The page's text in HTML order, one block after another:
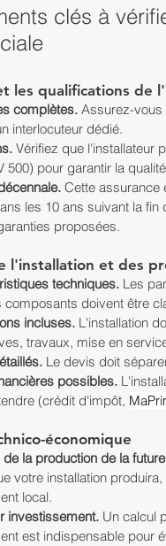
clés à
les qualifications de
complètes. Assurez-vous
interlocuteur dédié.
Vérifiez que l'installateur
500) pour garantir la
Cette assurance
les 10 ans suivant la
proposées.
l'installation et des
techniques. Les
composants doivent être
incluses. L'installation
travaux, mise en
Le devis doit
possibles.
(crédit d'impôt,
économique
la production de la
votre installation
local.
investissement. Un calcul
est indispensable pour